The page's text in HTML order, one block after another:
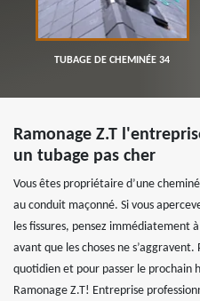
TUBAGE DE CHEMINÉE 34
Ramonage Z.T
un tubage pas cher
Vous êtes propriétaire d’une
au conduit maçonné. Si vous
les fissures, pensez immédiatement
avant que les choses ne
quotidien et pour passer le prochain
Ramonage Z.T! Entreprise